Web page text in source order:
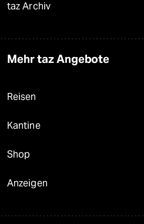
taz Archiv
Mehr taz Angebote
Reisen
Kantine
Shop
Anzeigen